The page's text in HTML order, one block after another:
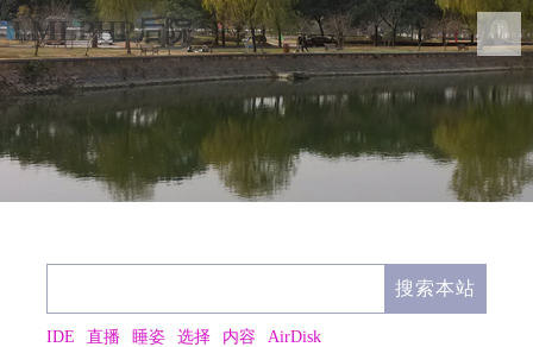
LMLPHP后院
IDE 直播 睡姿 选择 内容 AirDisk